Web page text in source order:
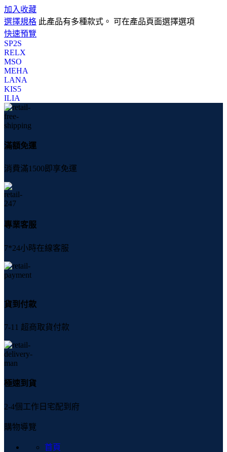
加入收藏
選擇規格 此產品有多種款式。 可在產品頁面選擇選項
快速預覽
SP2S
RELX
MSO
MEHA
LANA
KIS5
ILIA
滿額免運
消費滿1500即享免運
專業客服
7*24小時在線客服
貨到付款
7-11 超商取貨付款
極速到貨
2-4個工作日宅配到府
購物導覽
首頁